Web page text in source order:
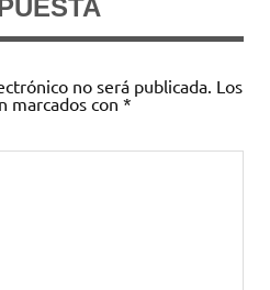
no será publicada. Los
marcados con *